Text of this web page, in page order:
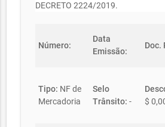
DECRETO 2224/2019.
Número:
Data
Emissão:
Doc.
Tipo: NF de
Mercadoria
Selo
Trânsito: -
$